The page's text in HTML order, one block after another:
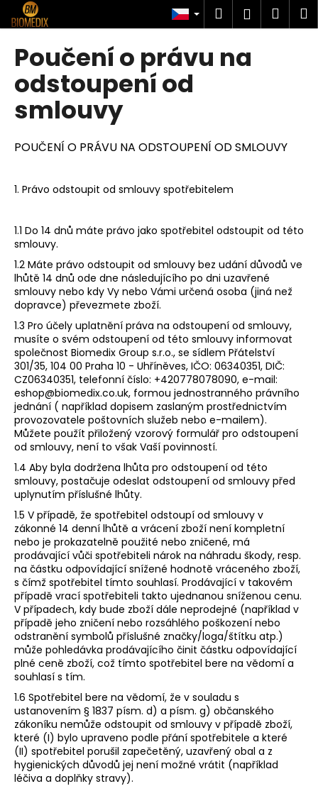
Přejít
na
obsah
Hledat
Poučení o právu na
odstoupení od
smlouvy
POUČENÍ O PRÁVU NA ODSTOUPENÍ OD SMLOUVY
1. Právo odstoupit od smlouvy spotřebitelem
1.1 Do 14 dnů máte právo jako spotřebitel odstoupit od této
smlouvy.
1.2 Máte právo odstoupit od smlouvy bez udání důvodů ve
lhůtě 14 dnů ode dne následujícího po dni uzavřené
smlouvy nebo kdy Vy nebo Vámi určená osoba (jiná než
dopravce) převezmete zboží.
1.3 Pro účely uplatnění práva na odstoupení od smlouvy,
musíte o svém odstoupení od této smlouvy informovat
společnost Biomedix Group s.r.o., se sídlem Přátelství
301/35, 104 00 Praha 10 - Uhříněves, IČO: 06340351, DIČ:
CZ06340351, telefonní číslo: +420778078090, e-mail:
eshop@biomedix.co.uk, formou jednostranného právního
jednání ( například dopisem zaslaným prostřednictvím
provozovatele poštovních služeb nebo e-mailem).
Můžete použít přiložený vzorový formulář pro odstoupení
od smlouvy, není to však Vaší povinností.
1.4 Aby byla dodržena lhůta pro odstoupení od této
smlouvy, postačuje odeslat odstoupení od smlouvy před
uplynutím příslušné lhůty.
1.5 V případě, že spotřebitel odstoupí od smlouvy v
zákonné 14 denní lhůtě a vrácení zboží není kompletní
nebo je prokazatelně použité nebo zničené, má
prodávající vůči spotřebiteli nárok na náhradu škody, resp.
na částku odpovídající snížené hodnotě vráceného zboží,
s čímž spotřebitel tímto souhlasí. Prodávající v takovém
případě vrací spotřebiteli takto ujednanou sníženou cenu.
V případech, kdy bude zboží dále neprodejné (například v
případě jeho zničení nebo rozsáhlého poškození nebo
odstranění symbolů příslušné značky/loga/štítku atp.)
může pohledávka prodávajícího činit částku odpovídající
plné ceně zboží, což tímto spotřebitel bere na vědomí a
souhlasí s tím.
1.6 Spotřebitel bere na vědomí, že v souladu s
ustanovením § 1837 písm. d) a písm. g) občanského
zákoníku nemůže odstoupit od smlouvy v případě zboží,
které (I) bylo upraveno podle přání spotřebitele a které
(II) spotřebitel porušil zapečetěný, uzavřený obal a z
hygienických důvodů jej není možné vrátit (například
léčiva a doplňky stravy).
o
C
o
p
t
e
u
j
e
t
e
n
a
j
í
t
?
HLEDAT
D
o
p
o
r
u
č
u
j
e
m
e
POLISORB
-
ZDRAVOTNICKÝ